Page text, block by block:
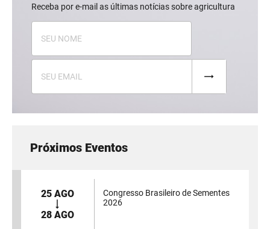
Receba por e-mail as últimas notícias sobre agricultura
Próximos Eventos
25 AGO
28 AGO
Congresso Brasileiro de Sementes
2026